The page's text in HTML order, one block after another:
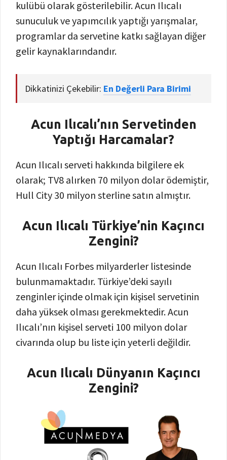
kulübü olarak gösterilebilir. Acun Ilıcalı
sunuculuk ve yapımcılık yaptığı yarışmalar,
programlar da servetine katkı sağlayan diğer
gelir kaynaklarındandır.
Dikkatinizi Çekebilir: En Değerli Para Birimi
Acun Ilıcalı’nın Servetinden
Yaptığı Harcamalar?
Acun Ilıcalı serveti hakkında bilgilere ek
olarak; TV8 alırken 70 milyon dolar ödemiştir,
Hull City 30 milyon sterline satın almıştır.
Acun Ilıcalı Türkiye’nin Kaçıncı
Zengini?
Acun Ilıcalı Forbes milyarderler listesinde
bulunmamaktadır. Türkiye’deki sayılı
zenginler içinde olmak için kişisel servetinin
daha yüksek olması gerekmektedir. Acun
Ilıcalı’nın kişisel serveti 100 milyon dolar
civarında olup bu liste için yeterli değildir.
Acun Ilıcalı Dünyanın Kaçıncı
Zengini?